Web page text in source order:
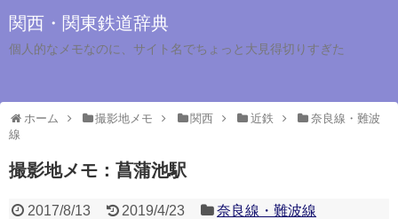
関西・関東鉄道辞典
個人的なメモなのに、サイト名でちょっと大見得切りすぎた
ホーム 撮影地メモ 関西 近鉄
奈良線・難波
線
撮影地メモ：菖蒲池駅
2017/8/13 2019/4/23 奈良線・難波線